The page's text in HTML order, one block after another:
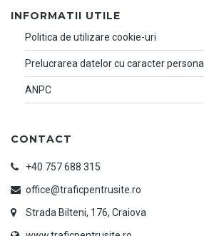
INFORMATII UTILE
Politica de utilizare cookie-uri
Prelucrarea datelor cu caracter personal
ANPC
CONTACT
+40 757 688 315
office@traficpentrusite.ro
Strada Bilteni, 176, Craiova